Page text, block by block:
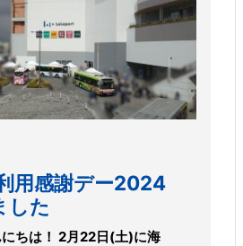
用感謝デー2024
した
ちは！ 2月22日(土)に海